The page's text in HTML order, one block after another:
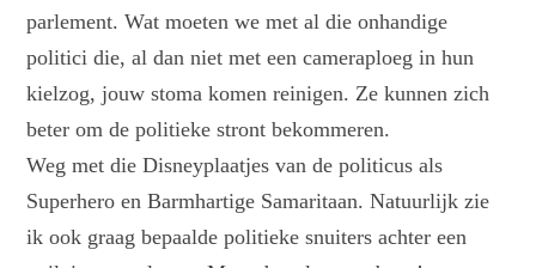
parlement. Wat moeten we met al die onhandige
politici die, al dan niet met een cameraploeg in hun
kielzog, jouw stoma komen reinigen. Ze kunnen zich
beter om de politieke stront bekommeren.
Weg met die Disneyplaatjes van de politicus als
Superhero en Barmhartige Samaritaan. Natuurlijk zie
ik ook graag bepaalde politieke snuiters achter een